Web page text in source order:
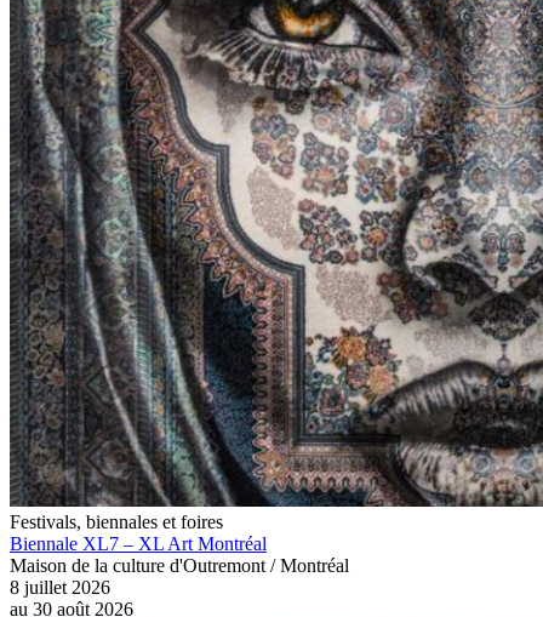
Festivals, biennales et foires
Biennale XL7 – XL Art Montréal
Maison de la culture d'Outremont / Montréal
8 juillet 2026
au 30 août 2026